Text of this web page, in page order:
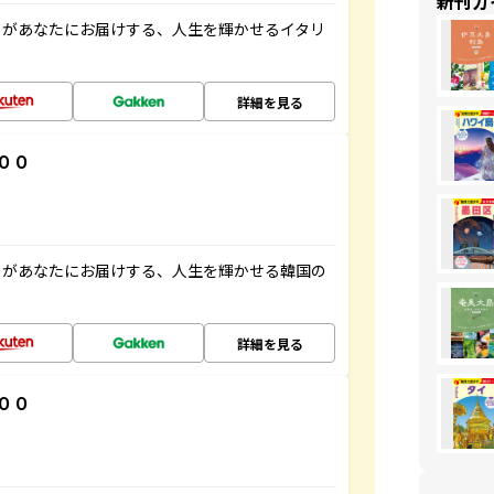
あなたにお届けする、人生を輝かせるイタリ
詳細を見る
０
あなたにお届けする、人生を輝かせる韓国の
詳細を見る
０